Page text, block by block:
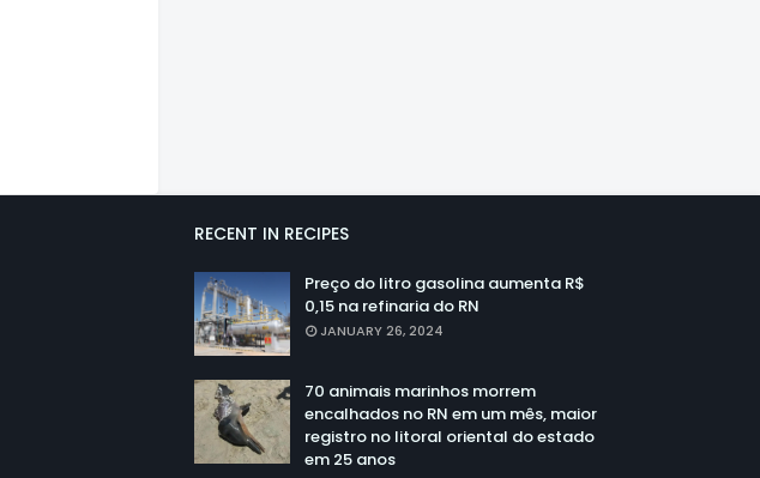
RECENT IN RECIPES
Preço do litro gasolina aumenta R$
0,15 na refinaria do RN
JANUARY 26, 2024
70 animais marinhos morrem
encalhados no RN em um mês, maior
registro no litoral oriental do estado
em 25 anos